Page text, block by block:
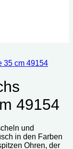
49154
und
in den Farben
Ohren, der